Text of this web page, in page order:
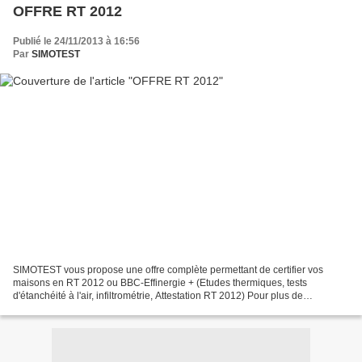
OFFRE RT 2012
Publié le 24/11/2013 à 16:56
Par SIMOTEST
SIMOTEST vous propose une offre complète permettant de certifier vos
maisons en RT 2012 ou BBC-Effinergie + (Etudes thermiques, tests
d'étanchéité à l'air, infiltrométrie, Attestation RT 2012) Pour plus de